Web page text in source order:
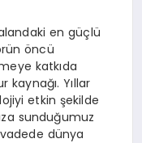
en güçlü
öncü
katkıda
Yıllar
etkin şekilde
sunduğumuz
vadede dünya